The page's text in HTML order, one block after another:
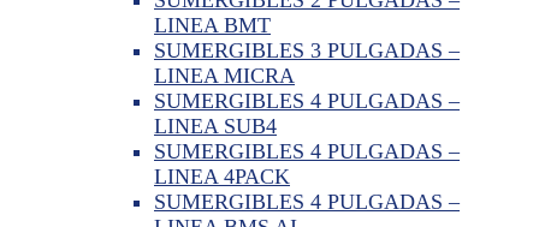
LINEA BMT
SUMERGIBLES 3 PULGADAS –
LINEA MICRA
SUMERGIBLES 4 PULGADAS –
LINEA SUB4
SUMERGIBLES 4 PULGADAS –
LINEA 4PACK
SUMERGIBLES 4 PULGADAS –